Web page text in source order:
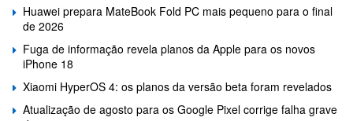
Huawei prepara MateBook Fold PC mais pequeno para o final
de 2026
Fuga de informação revela planos da Apple para os novos
iPhone 18
Xiaomi HyperOS 4: os planos da versão beta foram revelados
Atualização de agosto para os Google Pixel corrige falha grave